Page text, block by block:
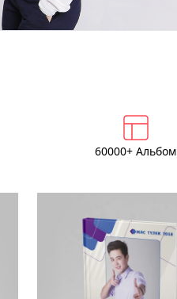
60000+ Альбом